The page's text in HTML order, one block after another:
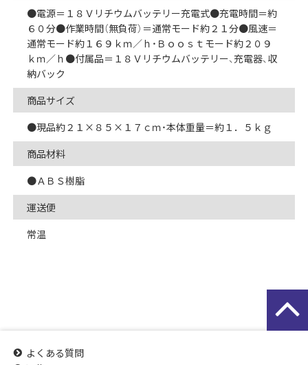
●電源＝１８Ｖリチウムバッテリー充電式●充電時間＝約
６０分●作業時間（無負荷）＝通常モード約２１分●風速＝
通常モード約１６９ｋｍ／ｈ・Ｂｏｏｓｔモード約２０９
ｋｍ／ｈ●付属品＝１８Ｖリチウムバッテリー、充電器、収
納バック
商品サイズ
●現品約２１×８５×１７ｃｍ・本体重量＝約１．５ｋｇ
商品材料
●ＡＢＳ樹脂
運送便
常温
よくある質問